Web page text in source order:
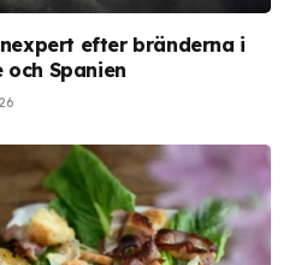
efter bränderna i
Spanien